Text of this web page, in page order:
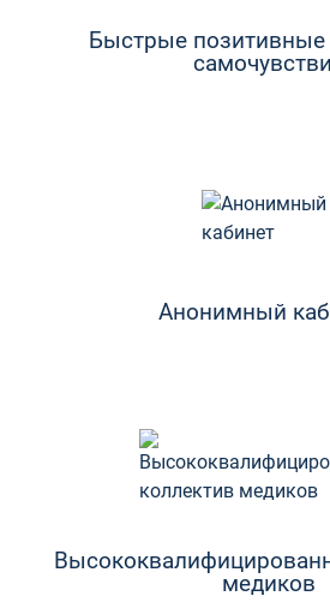
Быстрые позитивные
Анонимный
медиков